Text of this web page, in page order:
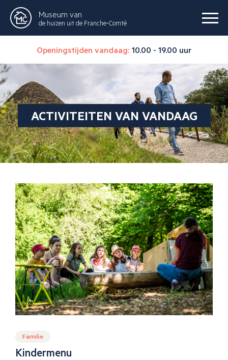
Museum van
de huizen uit de Franche-Comté
Openingstijden vandaag: 10.00 - 19.00 uur
ACTIVITEITEN VAN VANDAAG
Familie
Kindermenu